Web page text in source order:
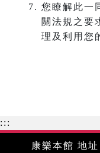
您瞭解此一
關法規之要
理及利用您
:::
康樂本館 地